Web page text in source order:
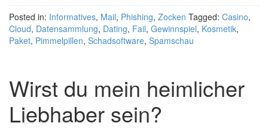
Posted in: Informatives, Mail, Phishing, Zocken Tagged: Casino,
Cloud, Datensammlung, Dating, Fail, Gewinnspiel, Kosmetik,
Paket, Pimmelpillen, Schadsoftware, Spamschau
Wirst du mein heimlicher
Liebhaber sein?